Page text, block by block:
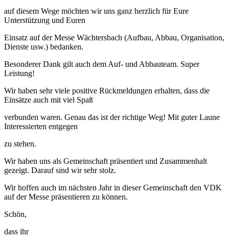
auf diesem Wege möchten wir uns ganz herzlich für Eure
Unterstützung und Euren
Einsatz auf der Messe Wächtersbach (Aufbau, Abbau, Organisation,
Dienste usw.) bedanken.
Besonderer Dank gilt auch dem Auf- und Abbauteam. Super
Leistung!
Wir haben sehr viele positive Rückmeldungen erhalten, dass die
Einsätze auch mit viel Spaß
verbunden waren. Genau das ist der richtige Weg! Mit guter Laune
Interessierten entgegen
zu stehen.
Wir haben uns als Gemeinschaft präsentiert und Zusammenhalt
gezeigt. Darauf sind wir sehr stolz.
Wir hoffen auch im nächsten Jahr in dieser Gemeinschaft den VDK
auf der Messe präsentieren zu können.
Schön,
dass ihr